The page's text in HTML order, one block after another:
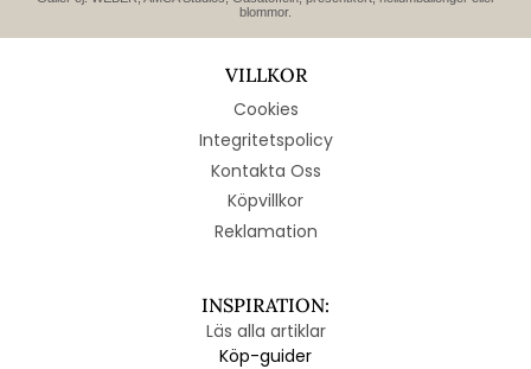
blommor.
VILLKOR
Cookies
Integritetspolicy
Kontakta Oss
Köpvillkor
Reklamation
INSPIRATION:
Läs alla artiklar
Köp-guider